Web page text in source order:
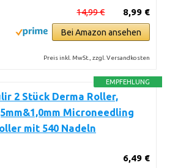
8,99 €
14,99 €
Bei Amazon ansehen
Preis inkl. MwSt., zzgl. Versandkosten
EMPFEHLUNG
2 Stück Derma Roller,
Microneedling
mit 540 Nadeln
6,49 €